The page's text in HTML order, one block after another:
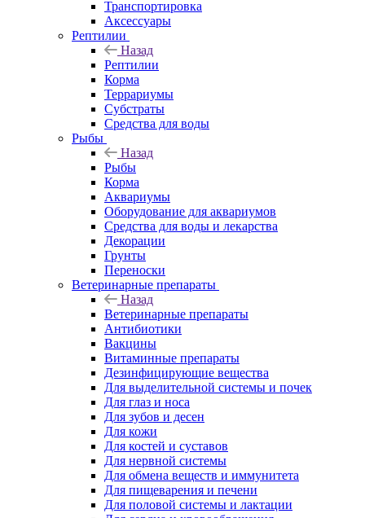
Транспортировка
Аксессуары
Рептилии
Назад
Рептилии
Корма
Террариумы
Субстраты
Средства для воды
Рыбы
Назад
Рыбы
Корма
Аквариумы
Оборудование для аквариумов
Средства для воды и лекарства
Декорации
Грунты
Переноски
Ветеринарные препараты
Назад
Ветеринарные препараты
Антибиотики
Вакцины
Витаминные препараты
Дезинфицирующие вещества
Для выделительной системы и почек
Для глаз и носа
Для зубов и десен
Для кожи
Для костей и суставов
Для нервной системы
Для обмена веществ и иммунитета
Для пищеварения и печени
Для половой системы и лактации